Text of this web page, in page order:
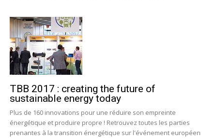
TBB 2017 : creating the future of
sustainable energy today
Plus de 160 innovations pour une réduire son empreinte
énergétique et produire propre ! Retrouvez toutes les parties
prenantes à la transition énergétique sur l'événement européen